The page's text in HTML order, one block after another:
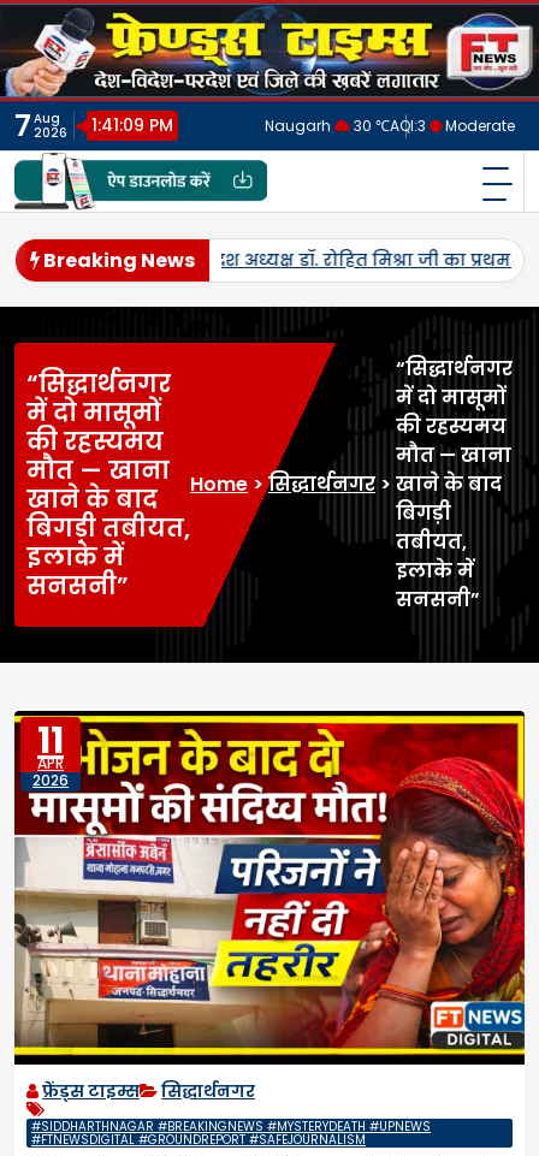
Skip
content
7 Aug
2026
1:41:12 PM Naugarh 30 ℃AQI:3 Moderate
फ्रेंड्स टाइम्स
Breaking News
खौलती दाल बनी हादसे की वजह, मिड-डे मील के दौरान 6 छात्र
“सिद्धार्थनगर
में दो मासूमों
की रहस्यमय
मौत — खाना
खाने के बाद
बिगड़ी तबीयत,
इलाके में
सनसनी”
Home >सिद्धार्थनगर >
“सिद्धार्थनगर
में दो मासूमों
की रहस्यमय
मौत — खाना
खाने के बाद
बिगड़ी
तबीयत,
इलाके में
सनसनी”
11
APR
2026
फ्रेंड्स टाइम्स सिद्धार्थनगर
#SIDDHARTHNAGAR #BREAKINGNEWS #MYSTERYDEATH #UPNEWS
#FTNEWSDIGITAL #GROUNDREPORT #SAFEJOURNALISM